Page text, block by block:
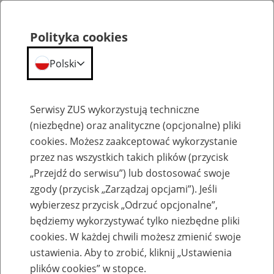
Emerytury
Baza zlikwidowanych lub
przekształconych zakładów pracy
Polityka cookies
Polski
Serwisy ZUS wykorzystują techniczne
(niezbędne) oraz analityczne (opcjonalne) pliki
cookies. Możesz zaakceptować wykorzystanie
przez nas wszystkich takich plików (przycisk
„Przejdź do serwisu”) lub dostosować swoje
zgody (przycisk „Zarządzaj opcjami”). Jeśli
wybierzesz przycisk „Odrzuć opcjonalne”,
będziemy wykorzystywać tylko niezbędne pliki
cookies. W każdej chwili możesz zmienić swoje
ustawienia. Aby to zrobić, kliknij „Ustawienia
plików cookies” w stopce.